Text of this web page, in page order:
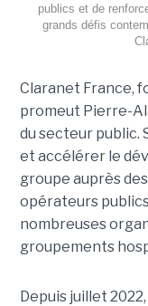
publics et de
grands défis
Claranet France,
promeut Pierre-
du secteur public.
et accélérer le
groupe auprès
opérateurs
nombreuses
groupements
Depuis juillet